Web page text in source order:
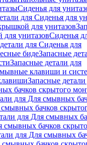
Сиденья для
для Сиденья для
для унитазов
унитазовСиденья
для Сиденья для
бидеЗапасные
Запасные детали для
клавиши и
Запасные
бачков скрытого
для Для смывных
бачков
для Для смывных
смывных бачков
для Для смывных